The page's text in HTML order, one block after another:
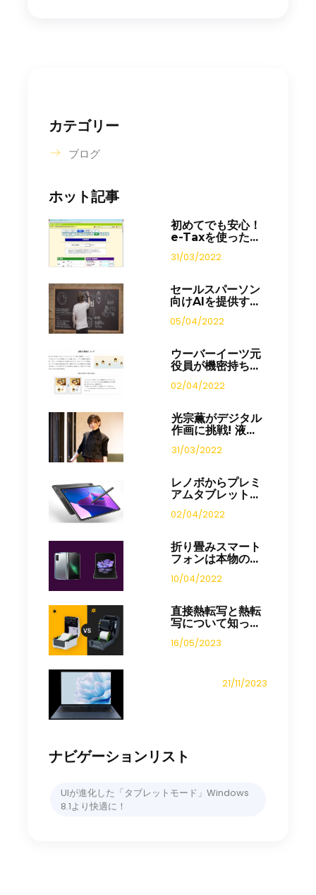
カテゴリー
ブログ
ホット記事
初めてでも安心！
e-Taxを使った...
31/03/2022
セールスパーソン
向けAIを提供す...
05/04/2022
ウーバーイーツ元
役員が機密持ち...
02/04/2022
光宗薫がデジタル
作画に挑戦! 液...
31/03/2022
レノボからプレミ
アムタブレット...
02/04/2022
折り畳みスマート
フォンは本物の...
10/04/2022
直接熱転写と熱転
写について知っ...
16/05/2023
21/11/2023
ナビゲーションリスト
UIが進化した「タブレットモード」Windows
8.1より快適に！